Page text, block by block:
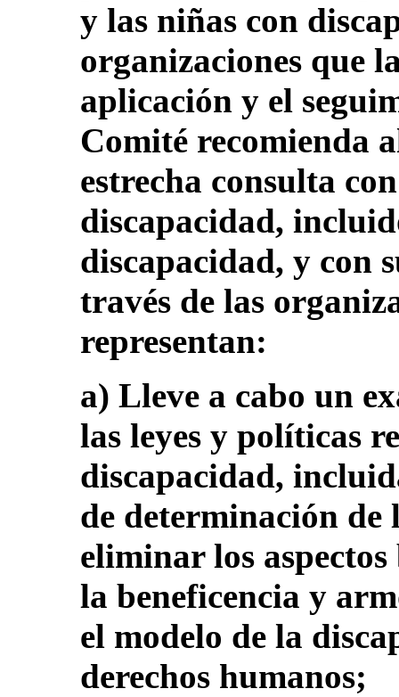
y las niñas con
organizaciones que
aplicación y el
Comité recomienda
estrecha consulta
discapacidad,
discapacidad, y con
través de las
representan:
a) Lleve a cabo un
las leyes y políticas
discapacidad,
de determinación
eliminar los
la beneficencia y
el modelo de la
derechos humanos;